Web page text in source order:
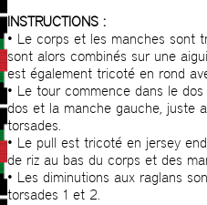
INSTRUCTIONS :
• Le corps et les manches sont
sont alors combinés sur une
est également tricoté en rond
• Le tour commence dans le
dos et la manche gauche, juste
torsades.
• Le pull est tricoté en jersey
de riz au bas du corps et des
• Les diminutions aux raglans
torsades 1 et 2.